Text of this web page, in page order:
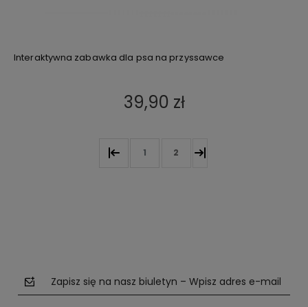
Interaktywna zabawka dla psa na przyssawce
39,90 zł
1 2
Zapisz się na nasz biuletyn – Wpisz adres e-mail